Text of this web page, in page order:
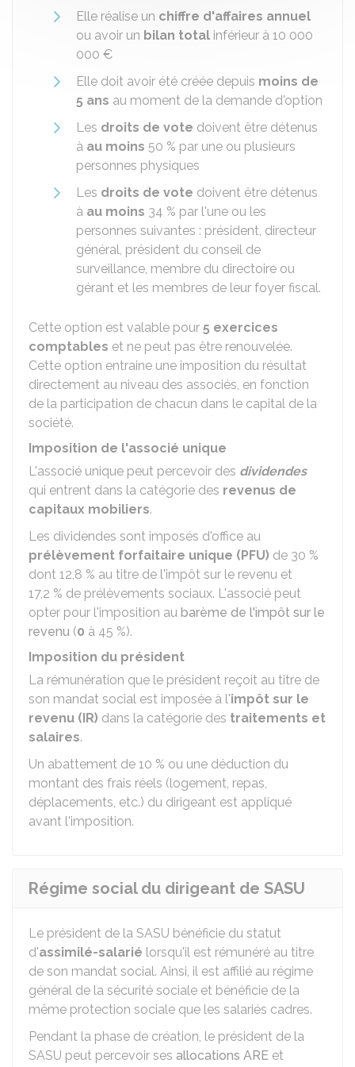
Elle réalise un chiffre d'affaires annuel
ou avoir un bilan total inférieur à 10 000
000 €
Elle doit avoir été créée depuis moins de
5 ans au moment de la demande d'option
Les droits de vote doivent être détenus
à au moins 50 % par une ou plusieurs
personnes physiques
Les droits de vote doivent être détenus
à au moins 34 % par l'une ou les
personnes suivantes : président, directeur
général, président du conseil de
surveillance, membre du directoire ou
gérant et les membres de leur foyer fiscal.
Cette option est valable pour 5 exercices
comptables et ne peut pas être renouvelée.
Cette option entraine une imposition du résultat
directement au niveau des associés, en fonction
de la participation de chacun dans le capital de la
société.
Imposition de l'associé unique
L'associé unique peut percevoir des dividendes
qui entrent dans la catégorie des revenus de
capitaux mobiliers.
Les dividendes sont imposés d'office au
prélèvement forfaitaire unique (PFU) de 30 %
dont 12,8 % au titre de l'impôt sur le revenu et
17,2 % de prélèvements sociaux. L'associé peut
opter pour l'imposition au barème de l'impôt sur le
revenu (0 à 45 %).
Imposition du président
La rémunération que le président reçoit au titre de
son mandat social est imposée à l'impôt sur le
revenu (IR) dans la catégorie des traitements et
salaires.
Un abattement de 10 % ou une déduction du
montant des frais réels (logement, repas,
déplacements, etc.) du dirigeant est appliqué
avant l'imposition.
Régime social du dirigeant de SASU
Le président de la SASU bénéficie du statut
d'assimilé-salarié lorsqu'il est rémunéré au titre
de son mandat social. Ainsi, il est affilié au régime
général de la sécurité sociale et bénéficie de la
même protection sociale que les salariés cadres.
Pendant la phase de création, le président de la
SASU peut percevoir ses allocations ARE et